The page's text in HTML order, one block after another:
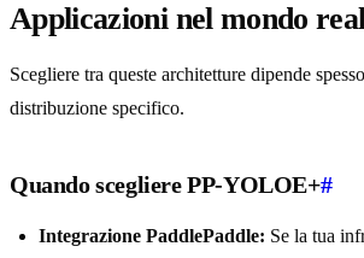
Applicazioni nel mondo
Scegliere tra queste architetture dipende
distribuzione specifico.
Quando scegliere PP-YOLOE+#
Integrazione PaddlePaddle: Se la tua